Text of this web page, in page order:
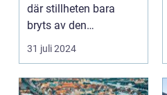
där stillheten bara
bryts av den
harmonisk...
31 juli 2024